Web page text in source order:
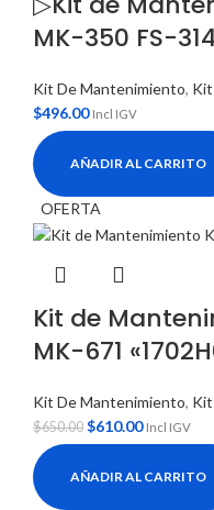
MK-350 FS-
Kit De Mantenimiento,
$496.00 Incl IGV
AÑADIR AL CARRITO
OFERTA
Kit de
MK-671
Kit De Mantenimiento,
$650.00 $610.00 Incl IGV
AÑADIR AL CARRITO